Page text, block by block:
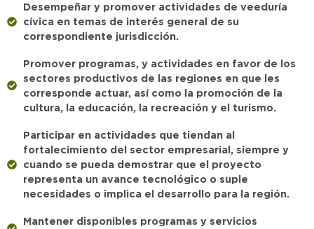
Desempeñar y promover actividades de veeduría
cívica en temas de interés general de su
correspondiente jurisdicción.
Promover programas, y actividades en favor de los
sectores productivos de las regiones en que les
corresponde actuar, así como la promoción de la
cultura, la educación, la recreación y el turismo.
Participar en actividades que tiendan al
fortalecimiento del sector empresarial, siempre y
cuando se pueda demostrar que el proyecto
representa un avance tecnológico o suple
necesidades o implica el desarrollo para la región.
Mantener disponibles programas y servicios